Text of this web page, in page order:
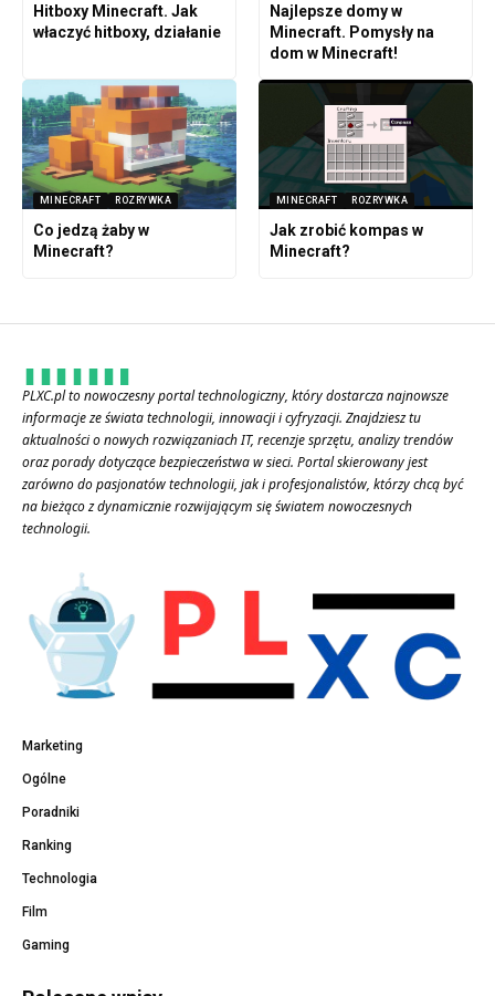
Hitboxy Minecraft. Jak
właczyć hitboxy, działanie
Najlepsze domy w
Minecraft. Pomysły na
dom w Minecraft!
MINECRAFT ROZRYWKA
Co jedzą żaby w
Minecraft?
MINECRAFT ROZRYWKA
Jak zrobić kompas w
Minecraft?
PLXC.pl to nowoczesny portal technologiczny, który dostarcza najnowsze
informacje ze świata technologii, innowacji i cyfryzacji. Znajdziesz tu
aktualności o nowych rozwiązaniach IT, recenzje sprzętu, analizy trendów
oraz porady dotyczące bezpieczeństwa w sieci. Portal skierowany jest
zarówno do pasjonatów technologii, jak i profesjonalistów, którzy chcą być
na bieżąco z dynamicznie rozwijającym się światem nowoczesnych
technologii.
Marketing
Ogólne
Poradniki
Ranking
Technologia
Film
Gaming